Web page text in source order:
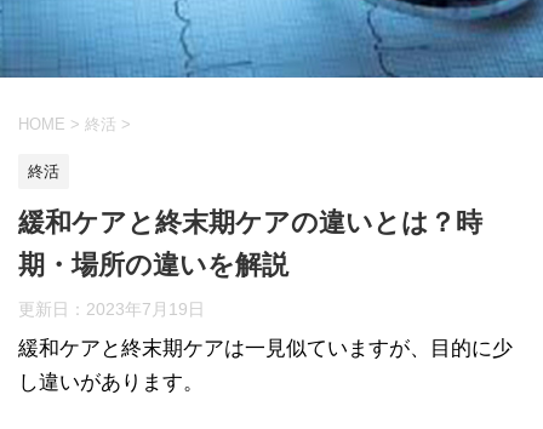
HOME > 終活 >
終活
緩和ケアと終末期ケアの違いとは？時
期・場所の違いを解説
更新日： 2023年7月19日
緩和ケアと終末期ケアは一見似ていますが、目的に少
し違いがあります。